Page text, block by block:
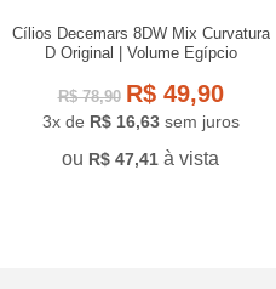
Cílios Decemars 8DW Mix Curvatura
D Original | Volume Egípcio
R$78,90 R$49,90
3x de R$16,63 sem juros
ou R$ 47,41 à vista